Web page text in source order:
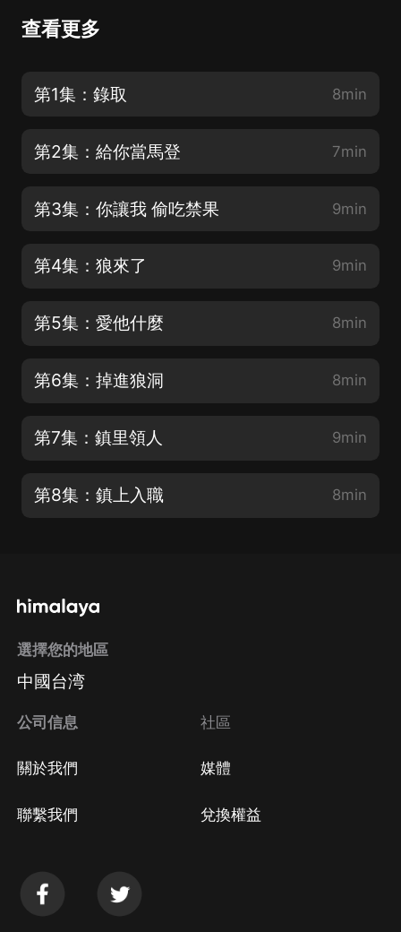
查看更多
第1集：錄取 8min
第2集：給你當馬登 7min
第3集：你讓我 偷吃禁果 9min
第4集：狼來了 9min
第5集：愛他什麼 8min
第6集：掉進狼洞 8min
第7集：鎮里領人 9min
第8集：鎮上入職 8min
選擇您的地區
中國台湾
公司信息
關於我們
聯繫我們
社區
媒體
兌換權益